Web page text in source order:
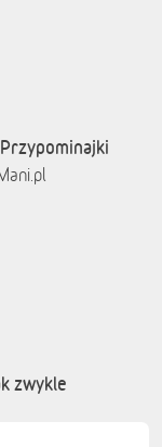
Przypominajki
zwykle